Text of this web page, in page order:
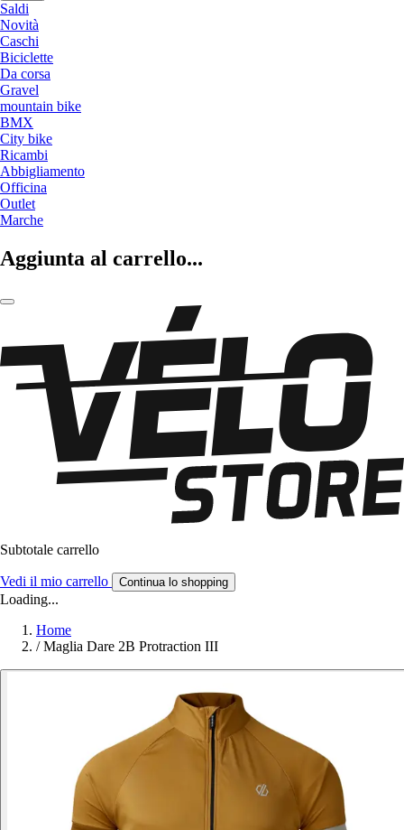
Saldi
Novità
Caschi
Biciclette
Da corsa
Gravel
mountain bike
BMX
City bike
Ricambi
Abbigliamento
Officina
Outlet
Marche
Aggiunta al carrello...
Subtotale carrello
Vedi il mio carrello Continua lo shopping
Loading...
Home
/ Maglia Dare 2B Protraction III